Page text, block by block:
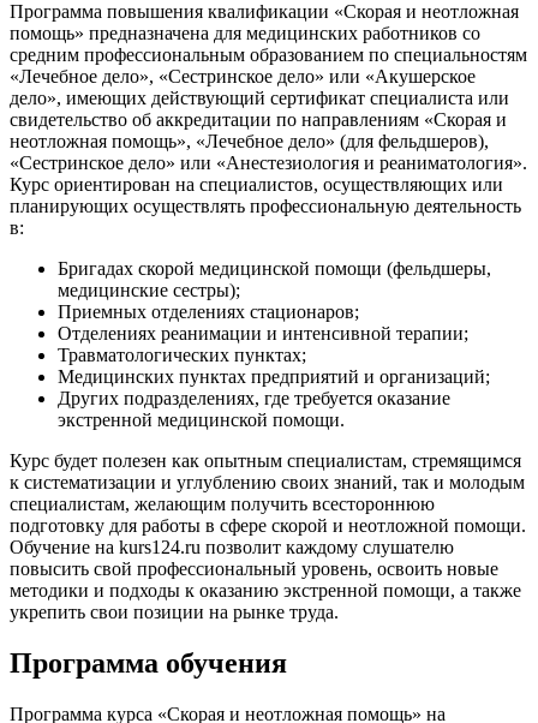
Программа повышения квалификации «Скорая и неотложная
помощь» предназначена для медицинских работников со
средним профессиональным образованием по специальностям
«Лечебное дело», «Сестринское дело» или «Акушерское
дело», имеющих действующий сертификат специалиста или
свидетельство об аккредитации по направлениям «Скорая и
неотложная помощь», «Лечебное дело» (для фельдшеров),
«Сестринское дело» или «Анестезиология и реаниматология».
Курс ориентирован на специалистов, осуществляющих или
планирующих осуществлять профессиональную деятельность
в:
Бригадах скорой медицинской помощи (фельдшеры,
медицинские сестры);
Приемных отделениях стационаров;
Отделениях реанимации и интенсивной терапии;
Травматологических пунктах;
Медицинских пунктах предприятий и организаций;
Других подразделениях, где требуется оказание
экстренной медицинской помощи.
Курс будет полезен как опытным специалистам, стремящимся
к систематизации и углублению своих знаний, так и молодым
специалистам, желающим получить всестороннюю
подготовку для работы в сфере скорой и неотложной помощи.
Обучение на kurs124.ru позволит каждому слушателю
повысить свой профессиональный уровень, освоить новые
методики и подходы к оказанию экстренной помощи, а также
укрепить свои позиции на рынке труда.
Программа обучения
Программа курса «Скорая и неотложная помощь» на